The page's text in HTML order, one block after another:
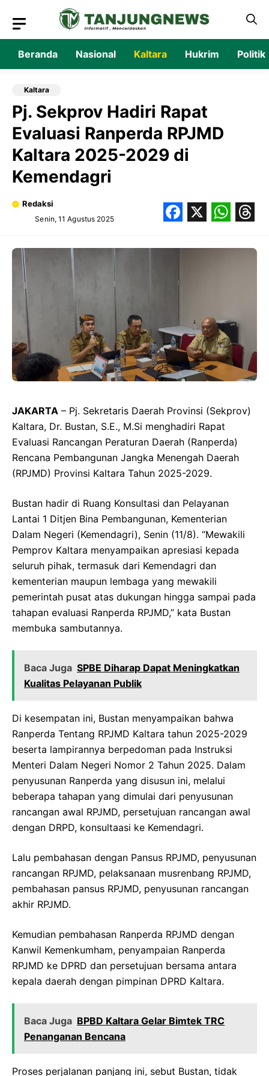
isi
Beranda Nasional Kaltara Hukrim Politik
Kaltara
Pj. Sekprov Hadiri Rapat
Evaluasi Ranperda RPJMD
Kaltara 2025-2029 di
Kemendagri
Redaksi
Senin, 11 Agustus 2025
JAKARTA – Pj. Sekretaris Daerah Provinsi (Sekprov)
Kaltara, Dr. Bustan, S.E., M.Si menghadiri Rapat
Evaluasi Rancangan Peraturan Daerah (Ranperda)
Rencana Pembangunan Jangka Menengah Daerah
(RPJMD) Provinsi Kaltara Tahun 2025-2029.
Bustan hadir di Ruang Konsultasi dan Pelayanan
Lantai 1 Ditjen Bina Pembangunan, Kementerian
Dalam Negeri (Kemendagri), Senin (11/8). “Mewakili
Pemprov Kaltara menyampaikan apresiasi kepada
seluruh pihak, termasuk dari Kemendagri dan
kementerian maupun lembaga yang mewakili
pemerintah pusat atas dukungan hingga sampai pada
tahapan evaluasi Ranperda RPJMD,” kata Bustan
membuka sambutannya.
Baca Juga SPBE Diharap Dapat Meningkatkan
Kualitas Pelayanan Publik
Di kesempatan ini, Bustan menyampaikan bahwa
Ranperda Tentang RPJMD Kaltara tahun 2025-2029
beserta lampirannya berpedoman pada Instruksi
Menteri Dalam Negeri Nomor 2 Tahun 2025. Dalam
penyusunan Ranperda yang disusun ini, melalui
beberapa tahapan yang dimulai dari penyusunan
rancangan awal RPJMD, persetujuan rancangan awal
dengan DRPD, konsultaasi ke Kemendagri.
Lalu pembahasan dengan Pansus RPJMD, penyusunan
rancangan RPJMD, pelaksanaan musrenbang RPJMD,
pembahasan pansus RPJMD, penyusunan rancangan
akhir RPJMD.
Kemudian pembahasan Ranperda RPJMD dengan
Kanwil Kemenkumham, penyampaian Ranperda
RPJMD ke DPRD dan persetujuan bersama antara
kepala daerah dengan pimpinan DPRD Kaltara.
Baca Juga BPBD Kaltara Gelar Bimtek TRC
Penanganan Bencana
Proses perjalanan panjang ini, sebut Bustan, tidak